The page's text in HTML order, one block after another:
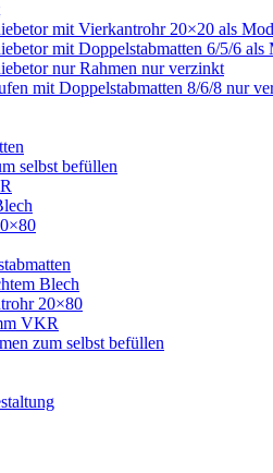
mit Vierkantrohr 20×20 als
mit Doppelstabmatten 6/5/6
nur Rahmen nur verzinkt
mit Doppelstabmatten 8/6/8 nur
selbst befüllen
Blech
20×80
VKR
zum selbst befüllen